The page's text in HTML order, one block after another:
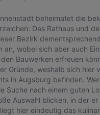
beheimatet die
Das Rathaus und
Bezirk
an, wobei sich aber auch
Bauwerken erfreuen
Gründe, weshalb sich hier
in Augsburg befinden.
Suche nach einem guten
Auswahl blicken, in der
hier eindeutig das